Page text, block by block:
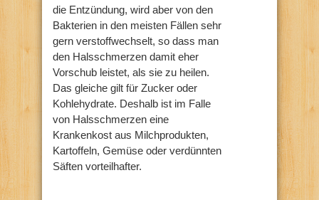
die Entzündung, wird aber von den
Bakterien in den meisten Fällen sehr
gern verstoffwechselt, so dass man
den Halsschmerzen damit eher
Vorschub leistet, als sie zu heilen.
Das gleiche gilt für Zucker oder
Kohlehydrate. Deshalb ist im Falle
von Halsschmerzen eine
Krankenkost aus Milchprodukten,
Kartoffeln, Gemüse oder verdünnten
Säften vorteilhafter.